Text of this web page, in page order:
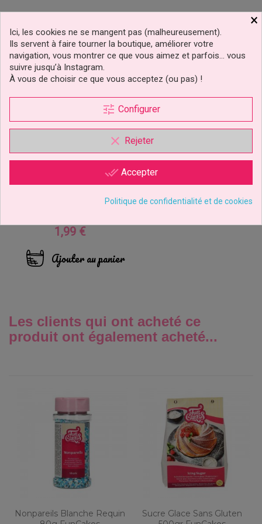
Douille De Décoration
Prix
1,99 €
Ajouter au panier
Les clients qui ont acheté ce
produit ont également acheté...
Nonpareils Blanche Requin
Sucre Glace Sans Gluten
×
Ici, les cookies ne se mangent pas (malheureusement).
Ils servent à faire tourner la boutique, améliorer votre
navigation, vous montrer ce que vous aimez et parfois… vous
suivre jusqu’à Instagram.
À vous de choisir ce que vous acceptez (ou pas) !
tune Configurer
clear Rejeter
done_all Accepter
Politique de confidentialité et de cookies